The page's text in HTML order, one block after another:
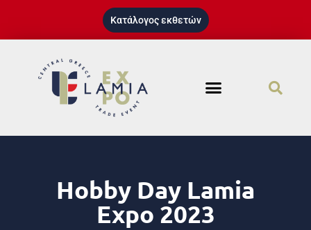
Κατάλογος εκθετών
Hobby Day Lamia
Expo 2023